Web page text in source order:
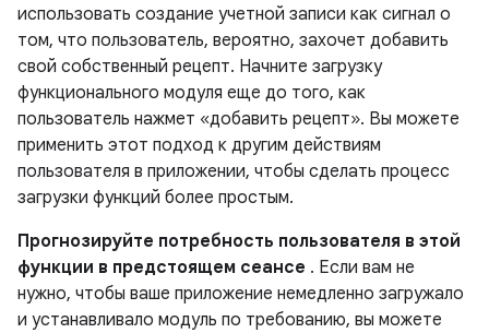
использовать создание учетной записи как сигнал о
том, что пользователь, вероятно, захочет добавить
свой собственный рецепт. Начните загрузку
функционального модуля еще до того, как
пользователь нажмет «добавить рецепт». Вы можете
применить этот подход к другим действиям
пользователя в приложении, чтобы сделать процесс
загрузки функций более простым.
Прогнозируйте потребность пользователя в этой
функции в предстоящем сеансе . Если вам не
нужно, чтобы ваше приложение немедленно загружало
и устанавливало модуль по требованию, вы можете